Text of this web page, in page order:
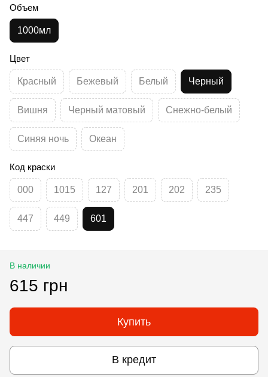
Объем
1000мл
Цвет
Красный Бежевый Белый Черный
Вишня Черный матовый Снежно-белый
Синяя ночь Океан
Код краски
000 1015 127 201 202 235
447 449 601
В наличии
615 грн
Купить
В кредит